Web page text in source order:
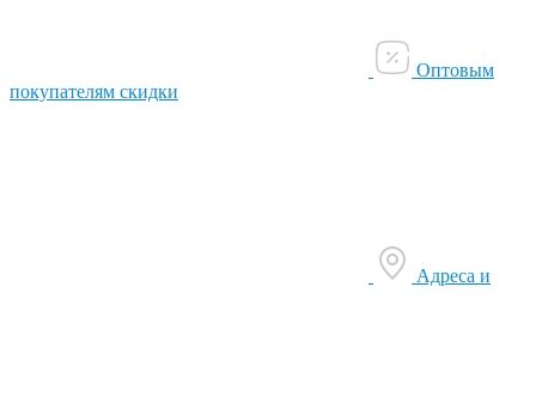
Оптовым
покупателям скидки
Адреса и